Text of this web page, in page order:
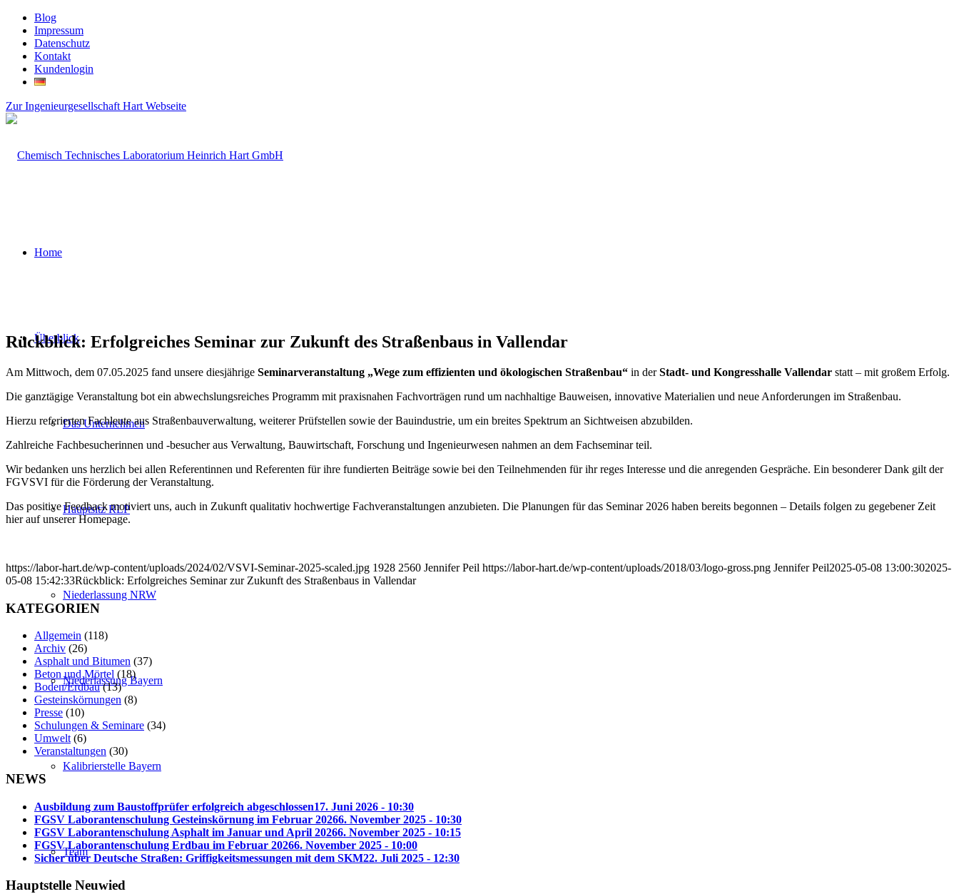
Blog
Impressum
Datenschutz
Kontakt
Kundenlogin
Zur Ingenieurgesellschaft Hart Webseite
Home
Überblick
Das Unternehmen
Hauptsitz RLP
Niederlassung NRW
Niederlassung Bayern
Kalibrierstelle Bayern
Team
Rückblick: Erfolgreiches Seminar zur Zukunft des Straßenbaus in Vallendar
Am Mittwoch, dem 07.05.2025 fand unsere diesjährige Seminarveranstaltung „Wege zum effizienten und ökologischen Straßenbau“ in derStadt- und Kongresshalle Vallendar statt – mit großem Erfolg.
Die ganztägige Veranstaltung bot ein abwechslungsreiches Programm mit praxisnahen Fachvorträgen rund um nachhaltige Bauweisen, innovative Materialien und neue Anforderungen im Straßenbau.
Hierzu referierten Fachleute aus Straßenbauverwaltung, weiterer Prüfstellen sowie der Bauindustrie, um ein breites Spektrum an Sichtweisen abzubilden.
Zahlreiche Fachbesucherinnen und -besucher aus Verwaltung, Bauwirtschaft, Forschung und Ingenieurwesen nahmen an dem Fachseminar teil.
Wir bedanken uns herzlich bei allen Referentinnen und Referenten für ihre fundierten Beiträge sowie bei den Teilnehmenden für ihr reges Interesse und die anregenden Gespräche. Ein besonderer Dank gilt der
FGVSVI für die Förderung der Veranstaltung.
Das positive Feedback motiviert uns, auch in Zukunft qualitativ hochwertige Fachveranstaltungen anzubieten. Die Planungen für das Seminar 2026 haben bereits begonnen – Details folgen zu gegebener Zeit
hier auf unserer Homepage.
https://labor-hart.de/wp-content/uploads/2024/02/VSVI-Seminar-2025-scaled.jpg 1928 2560 Jennifer Peil https://labor-hart.de/wp-content/uploads/2018/03/logo-gross.png Jennifer Peil2025-05-08 13:00:302025-
05-08 15:42:33Rückblick: Erfolgreiches Seminar zur Zukunft des Straßenbaus in Vallendar
KATEGORIEN
Allgemein (118)
Archiv (26)
Asphalt und Bitumen (37)
Beton und Mörtel (18)
Boden/Erdbau(13)
Gesteinskörnungen (8)
Presse (10)
Schulungen & Seminare (34)
Umwelt (6)
Veranstaltungen (30)
NEWS
Ausbildung zum Baustoffprüfer erfolgreich abgeschlossen17. Juni 2026 - 10:30
FGSV Laborantenschulung Gesteinskörnung im Februar 20266. November 2025 - 10:30
FGSV Laborantenschulung Asphalt im Januar und April 20266. November 2025 - 10:15
FGSV Laborantenschulung Erdbau im Februar 20266. November 2025 - 10:00
Sicher über Deutsche Straßen: Griffigkeitsmessungen mit dem SKM22. Juli 2025 - 12:30
Hauptstelle Neuwied